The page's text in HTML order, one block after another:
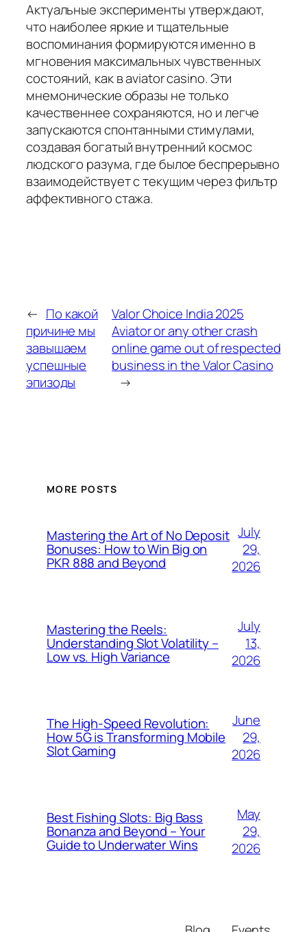
Актуальные эксперименты утверждают,
что наиболее яркие и тщательные
воспоминания формируются именно в
мгновения максимальных чувственных
состояний, как в aviator casino. Эти
мнемонические образы не только
качественнее сохраняются, но и легче
запускаются спонтанными стимулами,
создавая богатый внутренний космос
людского разума, где былое беспрерывно
взаимодействует с текущим через фильтр
аффективного стажа.
← По какой
причине мы
завышаем
успешные
эпизоды
Valor Choice India 2025
Aviator or any other crash
online game out of respected
business in the Valor Casino
→
MORE POSTS
Mastering the Art of No Deposit
Bonuses: How to Win Big on
PKR 888 and Beyond
July
29,
2026
Mastering the Reels:
Understanding Slot Volatility –
Low vs. High Variance
July
13,
2026
The High-Speed Revolution:
How 5G is Transforming Mobile
Slot Gaming
June
29,
2026
Best Fishing Slots: Big Bass
Bonanza and Beyond – Your
Guide to Underwater Wins
May
29,
2026